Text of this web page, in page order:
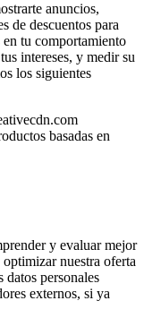
anuncios,
de descuentos para
tu comportamiento
intereses, y medir su
los siguientes
basadas en
y evaluar mejor
nuestra oferta
personales
externos, si ya